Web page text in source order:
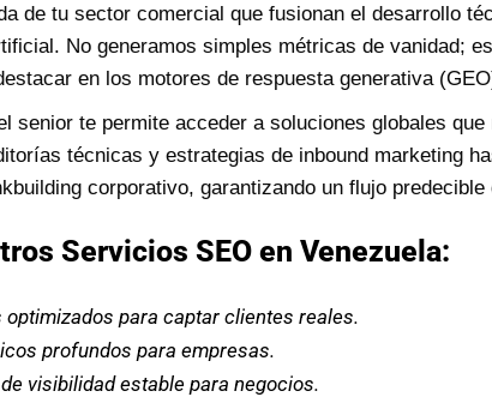
de tu sector comercial que fusionan el desarrollo
No generamos simples métricas de vanidad;
en los motores de respuesta generativa
senior te permite acceder a soluciones globales
técnicas y estrategias de inbound marketing
corporativo, garantizando un flujo
Servicios SEO en Venezuela:
optimizados para captar clientes reales.
profundos para empresas.
visibilidad estable para negocios.